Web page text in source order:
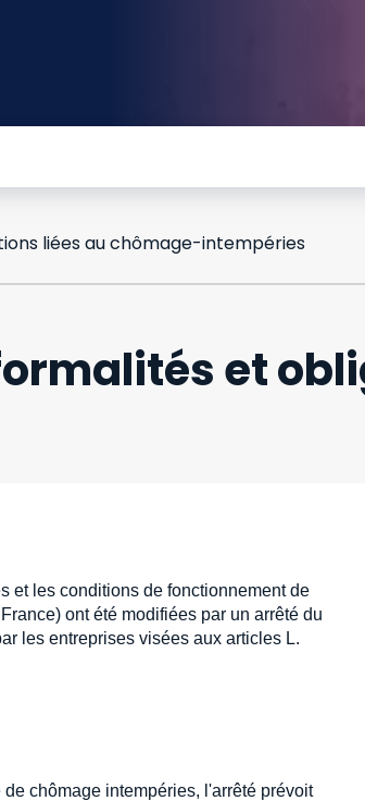
liées au chômage-intempéries
et
et les conditions de fonctionnement de
ont été modifiées par un arrêté du
les entreprises visées aux articles L.
chômage intempéries, l'arrêté prévoit